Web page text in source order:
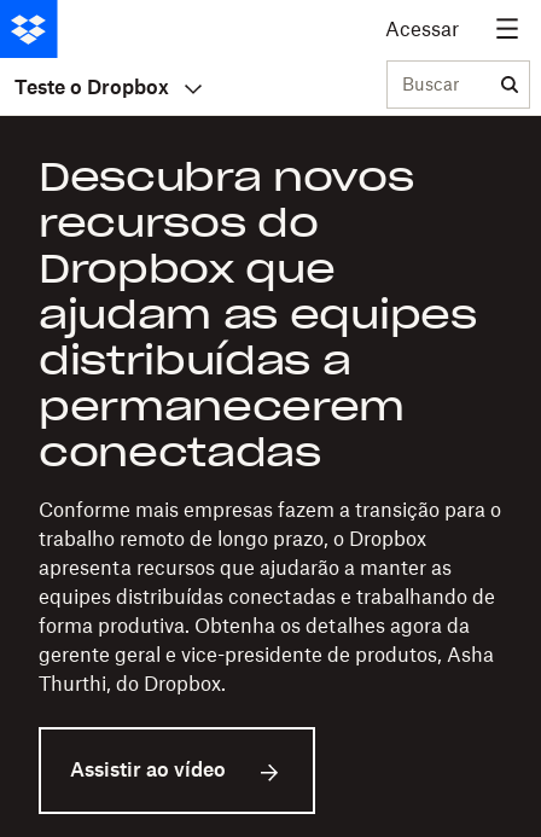
Acessar
Teste o Dropbox Buscar
Descubra novos
recursos do
Dropbox que
ajudam as equipes
distribuídas a
permanecerem
conectadas
Conforme mais empresas fazem a transição para o
trabalho remoto de longo prazo, o Dropbox
apresenta recursos que ajudarão a manter as
equipes distribuídas conectadas e trabalhando de
forma produtiva. Obtenha os detalhes agora da
gerente geral e vice-presidente de produtos, Asha
Thurthi, do Dropbox.
Assistir ao vídeo